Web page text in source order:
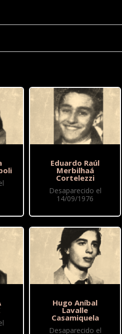
Eduardo Raúl
Merbilhaá
Cortelezzi
Desaparecido el
14/09/1976
Hugo Aníbal
Lavalle
Casamiquela
Desaparecido el